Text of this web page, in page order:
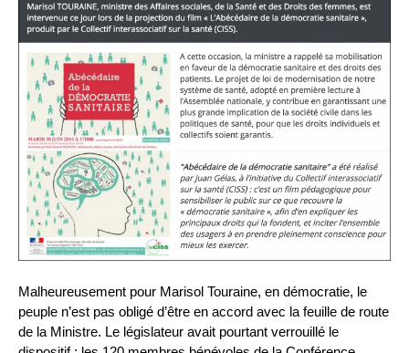
Malheureusement pour Marisol Touraine, en démocratie, le
peuple n’est pas obligé d’être en accord avec la feuille de route
de la Ministre. Le législateur avait pourtant verrouillé le